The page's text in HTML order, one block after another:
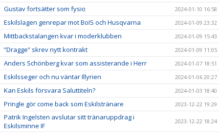
Gustav fortsätter som fysio 2024-01-10 16:58
Eskilslagen genrepar mot BoIS och Husqvarna 2024-01-09 23:32
Mittbackstalangen kvar i moderklubben 2024-01-09 15:43
”Dragge” skrev nytt kontrakt 2024-01-09 11:05
Anders Schönberg kvar som assisterande i Herr 2024-01-07 18:51
Eskilsseger och nu väntar Illyrien 2024-01-06 20:27
Kan Eskils försvara Saluttiteln? 2024-01-03 18:40
Pringle gör come back som Eskilstränare 2023-12-22 19:29
Patrik Ingelsten avslutar sitt tränaruppdrag i
Eskilsminne IF
2023-12-22 18:24